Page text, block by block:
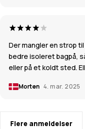
Der mangler en strop
bedre isoleret bagpå,
eller på et koldt sted.
Morten 4. mar. 2025
Flere anmeldelser